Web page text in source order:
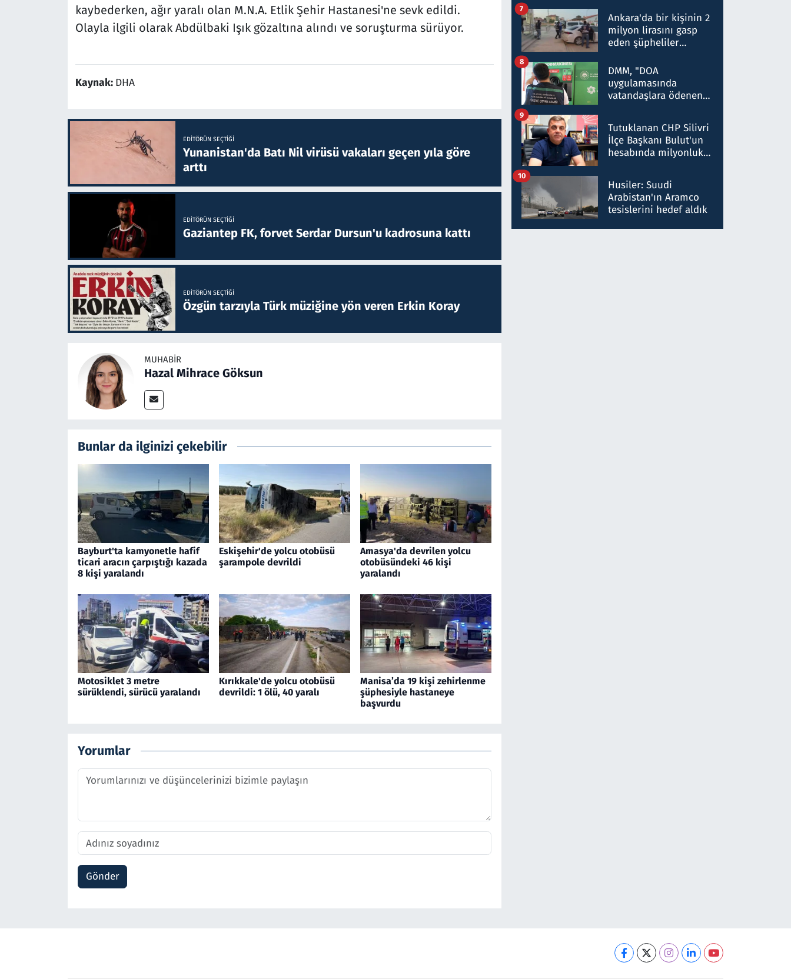
kaybederken, ağır yaralı olan M.N.A. Etlik Şehir Hastanesi'ne sevk edildi.
Olayla ilgili olarak Abdülbaki Işık gözaltına alındı ve soruşturma sürüyor.
Kaynak: DHA
EDITÖRÜN SEÇTIĞI
Yunanistan'da Batı Nil virüsü vakaları geçen yıla göre
arttı
EDITÖRÜN SEÇTIĞI
Gaziantep FK, forvet Serdar Dursun'u kadrosuna kattı
EDITÖRÜN SEÇTIĞI
Özgün tarzıyla Türk müziğine yön veren Erkin Koray
MUHABIR
Hazal Mihrace Göksun
Bunlar da ilginizi çekebilir
Bayburt'ta kamyonetle hafif
ticari aracın çarpıştığı kazada
8 kişi yaralandı
Eskişehir'de yolcu otobüsü
şarampole devrildi
Amasya'da devrilen yolcu
otobüsündeki 46 kişi
yaralandı
Motosiklet 3 metre
sürüklendi, sürücü yaralandı
Kırıkkale'de yolcu otobüsü
devrildi: 1 ölü, 40 yaralı
Manisa’da 19 kişi zehirlenme
şüphesiyle hastaneye
başvurdu
Yorumlar
Gönder
ifadelerinden ortaya
çıkan tablo şok etti
Ankara'da bir kişinin 2
milyon lirasını gasp
eden şüpheliler
7
DMM, "DOA
uygulamasında
vatandaşlara ödenen
düşürüldüğü" iddiasını
yalanladı
8
Tutuklanan CHP Silivri
İlçe Başkanı Bulut'un
hesabında milyonluk
talimat verdi, ben
gönderdim
9
Husiler: Suudi
Arabistan'ın Aramco
tesislerini hedef aldık
10